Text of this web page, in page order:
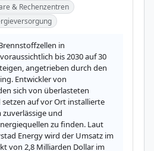
& Rechenzentren
in
bis 2030 auf 30
angetrieben durch den
Entwickler von
sich von überlasteten
auf vor Ort installierte
und
zu finden. Laut
Energy wird der Umsatz im
von 2,8 Milliarden Dollar im